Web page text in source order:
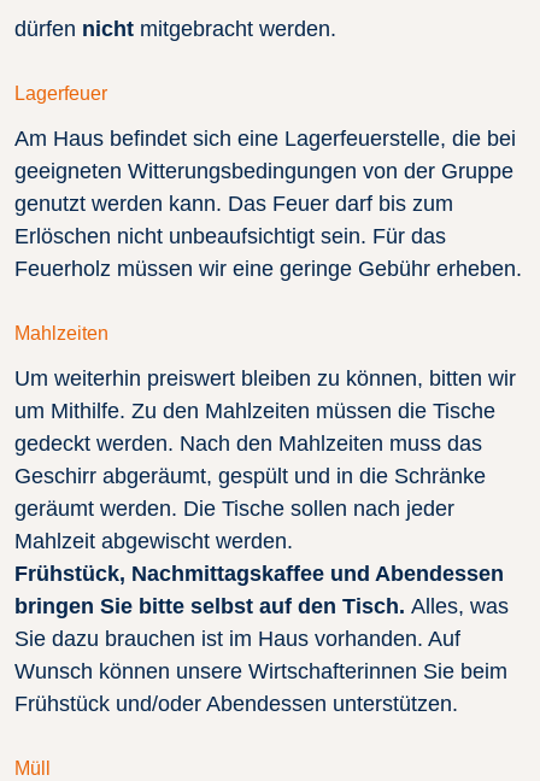
dürfen nicht mitgebracht werden.
Lagerfeuer
Am Haus befindet sich eine Lagerfeuerstelle, die bei
geeigneten Witterungsbedingungen von der Gruppe
genutzt werden kann. Das Feuer darf bis zum
Erlöschen nicht unbeaufsichtigt sein. Für das
Feuerholz müssen wir eine geringe Gebühr erheben.
Mahlzeiten
Um weiterhin preiswert bleiben zu können, bitten wir
um Mithilfe. Zu den Mahlzeiten müssen die Tische
gedeckt werden. Nach den Mahlzeiten muss das
Geschirr abgeräumt, gespült und in die Schränke
geräumt werden. Die Tische sollen nach jeder
Mahlzeit abgewischt werden.
Frühstück, Nachmittagskaffee und Abendessen
bringen Sie bitte selbst auf den Tisch. Alles, was
Sie dazu brauchen ist im Haus vorhanden. Auf
Wunsch können unsere Wirtschafterinnen Sie beim
Frühstück und/oder Abendessen unterstützen.
Müll